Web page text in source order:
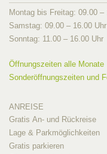
Montag bis Freitag: 09.00
Samstag: 09.00 – 16.00 Uhr
Sonntag: 11.00 – 16.00 Uhr
Öffnungszeiten alle Monate
Sonderöffnungszeiten und
ANREISE
Gratis An- und Rückreise
Lage & Parkmöglichkeiten
Gratis parkieren